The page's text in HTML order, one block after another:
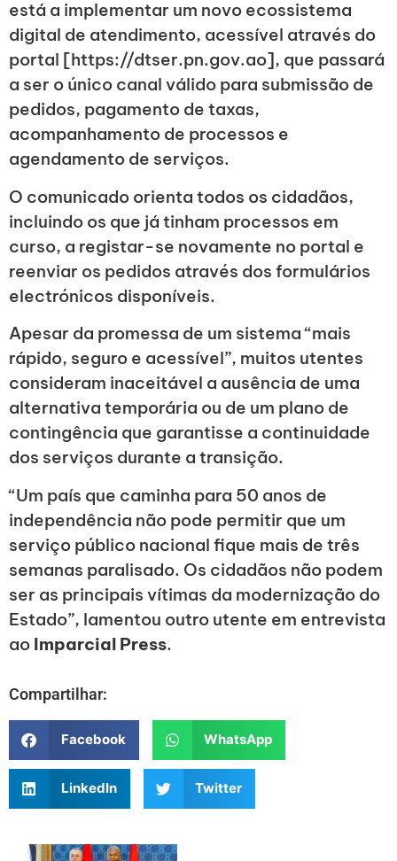
está a implementar um novo ecossistema
digital de atendimento, acessível através do
portal [https://dtser.pn.gov.ao], que passará
a ser o único canal válido para submissão de
pedidos, pagamento de taxas,
acompanhamento de processos e
agendamento de serviços.
O comunicado orienta todos os cidadãos,
incluindo os que já tinham processos em
curso, a registar-se novamente no portal e
reenviar os pedidos através dos formulários
electrónicos disponíveis.
Apesar da promessa de um sistema “mais
rápido, seguro e acessível”, muitos utentes
consideram inaceitável a ausência de uma
alternativa temporária ou de um plano de
contingência que garantisse a continuidade
dos serviços durante a transição.
“Um país que caminha para 50 anos de
independência não pode permitir que um
serviço público nacional fique mais de três
semanas paralisado. Os cidadãos não podem
ser as principais vítimas da modernização do
Estado”, lamentou outro utente em entrevista
ao Imparcial Press.
Compartilhar:
Facebook WhatsApp
LinkedIn Twitter